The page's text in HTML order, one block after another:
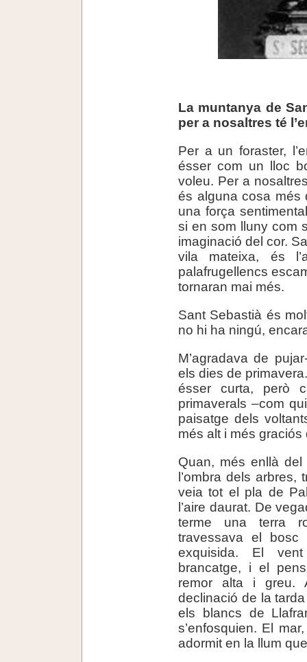
La muntanya de
per a nosaltres té
Per a un foraster,
ésser com un lloc
voleu. Per a
és alguna cosa més
una força
si en som lluny com
imaginació del cor.
vila mateixa, és
palafrugellencs
tornaran mai més.
Sant Sebastià és
no hi ha ningú,
M’agradava de
els dies de
ésser curta, però
primaverals –com
paisatge dels
més alt i més graciós
Quan, més enllà del
l’ombra dels arbres,
veia tot el pla de
l’aire daurat. De
terme una terra
travessava el
exquisida. El
brancatge, i el
remor alta i greu.
declinació de la
els blancs de
s’enfosquien. El
adormit en la llum